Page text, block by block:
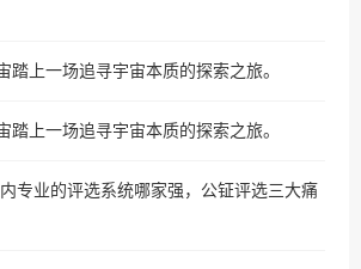
踏上一场追寻宇宙本质的探索之旅。
踏上一场追寻宇宙本质的探索之旅。
专业的评选系统哪家强，公钲评选三大痛